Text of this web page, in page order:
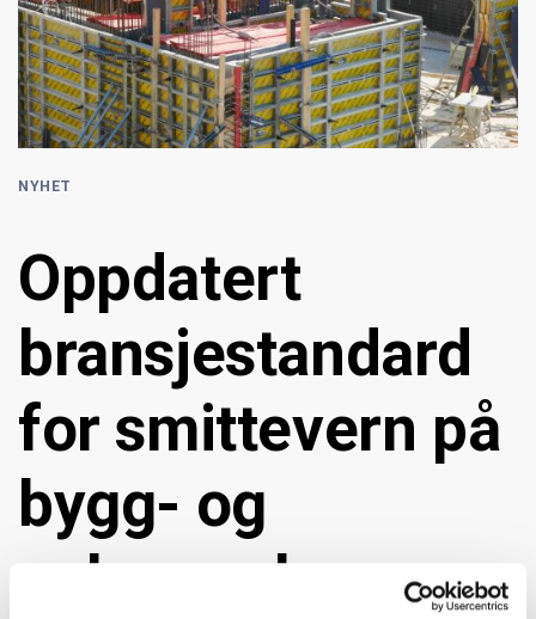
NYHET
Oppdatert
bransjestandard
for smittevern på
bygg- og
anleggsplasser